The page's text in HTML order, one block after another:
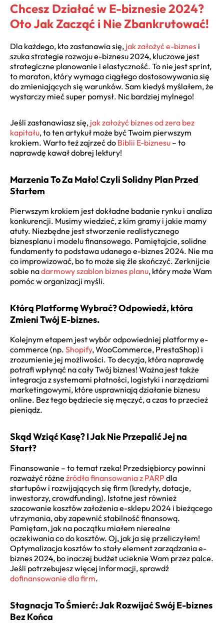
Chcesz Działać w E-biznesie 2024?
Oto Jak Zacząć i Nie Zbankrutować!
Dla każdego, kto zastanawia się, jak założyć e-biznes i
szukastrategie rozwoju e-biznesu 2024, kluczowe jest
strategiczne planowanie i elastyczność. To nie jest sprint,
to maraton, który wymaga ciągłego dostosowywania się
do zmieniających się warunków. Sam kiedyś myślałem, że
wystarczy mieć super pomysł. Nic bardziej mylnego!
Jeśli zastanawiasz się, jak założyć biznes od zera bez
kapitału, to ten artykuł może być Twoim pierwszym
krokiem. Warto też zajrzeć do Biblii E-biznesu – to
naprawdę kawał dobrej lektury!
Marzenia To Za Mało! Czyli Solidny Plan Przed
Startem
Pierwszym krokiem jest dokładne badanie rynku i analiza
konkurencji. Musimy wiedzieć, z kim gramy i jakie mamy
atuty. Niezbędne jest stworzenie realistycznego
biznesplanu i modelu finansowego. Pamiętajcie, solidne
fundamenty to podstawa udanegoe-biznes 2024. Nie ma
co improwizować, bo to może się źle skończyć. Zerknijcie
sobie nadarmowy szablon biznes planu, który może Wam
pomóc w organizacji myśli.
Którą Platformę Wybrać? Odpowiedź, która
Zmieni Twój E-biznes.
Kolejnym etapem jest wybór odpowiedniej platformy e-
commerce (np. Shopify, WooCommerce, PrestaShop) i
zrozumienie jej możliwości. To decyzja, która naprawdę
potrafi wpłynąć na cały Twój biznes! Ważna jest także
integracja z systemami płatności, logistyki i narzędziami
marketingowymi, które usprawniają działanie biznesu
online. Bez tego będziecie się męczyć, a czas to przecież
pieniądz.
Skąd Wziąć Kasę? I Jak Nie Przepalić Jej na
Start?
Finansowanie – to temat rzeka! Przedsiębiorcy powinni
rozważyć różne źródła finansowania z PARP dla
startupów i rozwijających się firm (kredyty, dotacje,
inwestorzy, crowdfunding). Istotne jest również
szacowanie kosztów założenia e-sklepu 2024 i bieżącego
utrzymania, aby zapewnić stabilność finansową.
Pamiętam, jak na początku miałem nierealne
oczekiwania co do kosztów. Oj, jak ja się przeliczyłem!
Optymalizacja kosztów to stały element zarządzaniae-
biznes 2024, bo inaczej budżet ucieknie Wam przez palce.
Jeśli potrzebujesz więcej informacji, sprawdź
dofinansowanie dla firm.
Stagnacja To Śmierć: Jak Rozwijać Swój E-biznes
Bez Końca